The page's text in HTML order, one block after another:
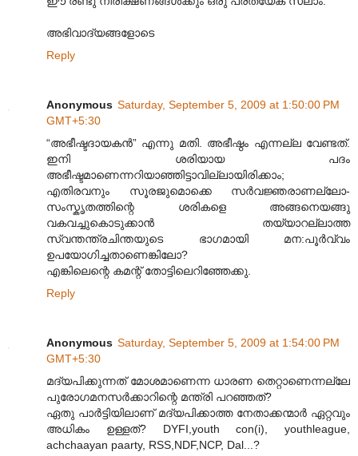
അഭിവാദ്യങ്ങളോടെ
Reply
Anonymous Saturday, September 5, 2009 at 1:50:00 PM
GMT+5:30
“അഭീഷ്ടദായകൻ” എന്നു മതി. അഭീഷ്ഠം എന്നല്ല വേണ്ടത്.
ഇനി ശരിയായ പദം
അഭീഷ്ടമാണെന്നറിയാഞ്ഞിട്ടാവില്ലായിരിക്കാം;
എതിരവനും സൂരജുമൊക്കെ സർവജ്ഞരാണല്ലോ-
സംസ്കൃതത്തിന്റെ ശരികളെ അങ്ങനെയങ്ങു
വകവച്ചുകൊടുക്കാൻ തയ്യാറല്ലാത്ത
സ്വന്തന്ത്രചിന്തയുടെ ഭാഗമായി മന:പൂർവ്വം
ഉപയോഗിച്ചതാണെങ്കിലോ?
എങ്കിലെന്റെ കമന്റ് തോട്ടിലെറിഞ്ഞേക്കു.
Reply
Anonymous Saturday, September 5, 2009 at 1:54:00 PM
GMT+5:30
മദ്യപിക്കുന്നത് മോശമാണെന്ന ധാരണ തെറ്റാണെന്നല്ലേ
പുരോഗമനസർക്കാറിന്റെ മന്ത്രി പറഞ്ഞത്?
ഏതു പാർട്ടിയിലാണ് മദ്യപിക്കാത്ത നേതാക്കന്മാർ ഏറ്റവും
അധികം ഉള്ളത്? DYFI,youth con(i), youthleague,
achchaayan paarty, RSS,NDF,NCP, Dal...?